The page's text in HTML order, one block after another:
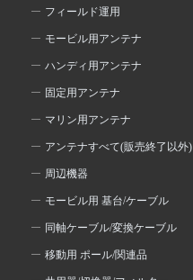
フィールド運用
モービル用アンテナ
ハンディ用アンテナ
固定用アンテナ
マリン用アンテナ
アンテナすべて(販売終了以外)
周辺機器
モービル用 基台/ケーブル
同軸ケーブル/変換ケーブル
移動用 ポール/関連品